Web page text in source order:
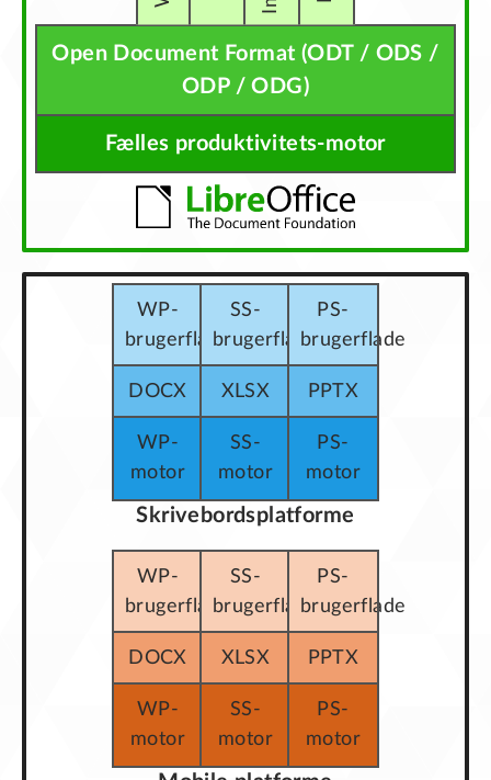
Open Document Format (ODT / ODS /
ODP / ODG)
Fælles produktivitets-motor
WP-
brugerflade
SS-
brugerflade
PS-
brugerflade
DOCX XLSX PPTX
WP-
motor
SS-
motor
PS-
motor
Skrivebordsplatforme
WP-
brugerflade
SS-
brugerflade
PS-
brugerflade
DOCX XLSX PPTX
WP-
motor
SS-
motor
PS-
motor